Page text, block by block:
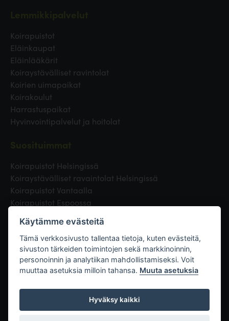
Koirapuistot
Eläinkaupat
Eläinlääkärit
Koiraystävälliset ravintolat
Koirien uimapaikat
Koirakoulut
Harrastuspaikat
Hyvinvointipalvelut ja hoitolat
Koirapuistot Helsingissä
Koiraystävälliset ravaintolat Helsingissä
Koirapuistot Vantaalla
Koirapuistot Espoossa
Eläinlääkäri Helsingissä
Koirapuistot Tampereella
Linkit
Käytämme evästeitä
Tämä verkkosivusto tallentaa tietoja, kuten evästeitä,
sivuston tärkeiden toimintojen sekä markkinoinnin,
personoinnin ja analytiikan mahdollistamiseksi. Voit
muuttaa asetuksia milloin tahansa. Muuta asetuksia
Hyväksy kaikki